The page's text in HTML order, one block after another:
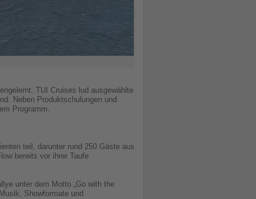
TUI Cruises lud ausgewählte
Neben Produktschulungen und
Programm.
teil, darunter rund 250 Gäste aus
bereits vor ihrer Taufe
unter dem Motto „Go with the
Showformate und